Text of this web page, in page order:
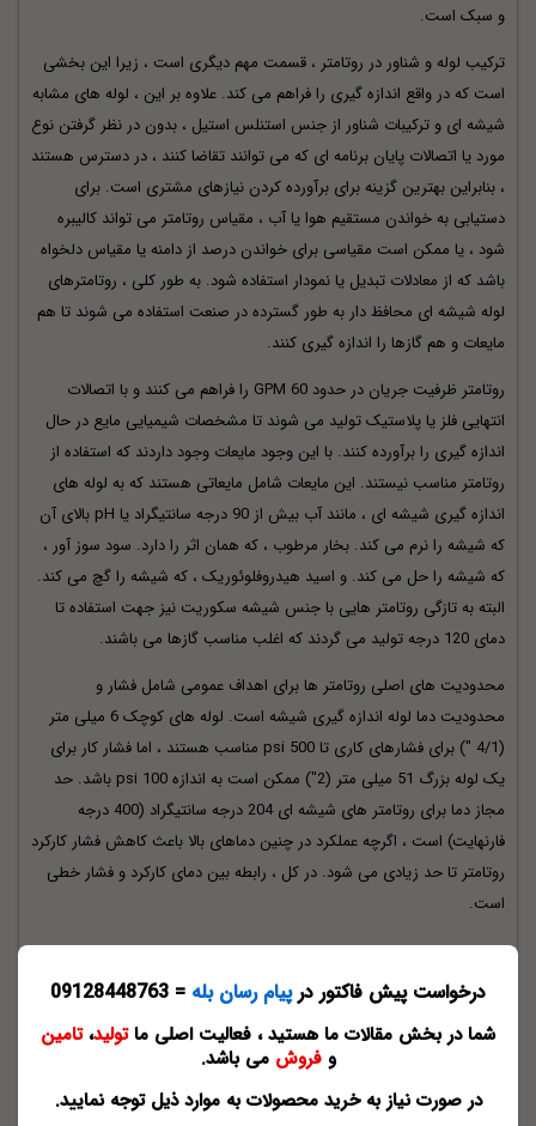
و سبک است.
ترکیب لوله و شناور در روتامتر ، قسمت مهم دیگری است ، زیرا این بخشی
است که در واقع اندازه گیری را فراهم می کند. علاوه بر این ، لوله های مشابه
شیشه ای و ترکیبات شناور از جنس استنلس استیل ، بدون در نظر گرفتن نوع
مورد یا اتصالات پایان برنامه ای که می توانند تقاضا کنند ، در دسترس هستند
، بنابراین بهترین گزینه برای برآورده کردن نیازهای مشتری است. برای
دستیابی به خواندن مستقیم هوا یا آب ، مقیاس روتامتر می تواند کالیبره
شود ، یا ممکن است مقیاسی برای خواندن درصد از دامنه یا مقیاس دلخواه
باشد که از معادلات تبدیل یا نمودار استفاده شود. به طور کلی ، روتامترهای
لوله شیشه ای محافظ دار به طور گسترده در صنعت استفاده می شوند تا هم
مایعات و هم گازها را اندازه گیری کنند.
روتامتر ظرفیت جریان در حدود 60 GPM را فراهم می کنند و با اتصالات
انتهایی فلز یا پلاستیک تولید می شوند تا مشخصات شیمیایی مایع در حال
اندازه گیری را برآورده کنند. با این وجود مایعات وجود داردند که استفاده از
روتامتر مناسب نیستند. این مایعات شامل مایعاتی هستند که به لوله های
اندازه گیری شیشه ای ، مانند آب بیش از 90 درجه سانتیگراد یا pH بالای آن
که شیشه را نرم می کند. بخار مرطوب ، که همان اثر را دارد. سود سوز آور ،
که شیشه را حل می کند. و اسید هیدروفلوئوریک ، که شیشه را گچ می کند.
البته به تازگی روتامتر هایی با جنس شیشه سکوریت نیز جهت استفاده تا
دمای 120 درجه تولید می گردند که اغلب مناسب گازها می باشند.
محدودیت های اصلی روتامتر ها برای اهداف عمومی شامل فشار و
محدودیت دما لوله اندازه گیری شیشه است. لوله های کوچک 6 میلی متر
(4/1 ") برای فشارهای کاری تا 500 psi مناسب هستند ، اما فشار کار برای
یک لوله بزرگ 51 میلی متر (2") ممکن است به اندازه 100 psi باشد. حد
مجاز دما برای روتامتر های شیشه ای 204 درجه سانتیگراد (400 درجه
فارنهایت) است ، اگرچه عملکرد در چنین دماهای بالا باعث کاهش فشار کارکرد
روتامتر تا حد زیادی می شود. در کل ، رابطه بین دمای کارکرد و فشار خطی
است.
متفاوتی نسبت به لوله های شیشه ای دارند. از لوله های فلزی برای فشار و
آن نمی توان از لوله شیشه ای استفاده کرد ، استفاده می شود.
درخواست پیش فاکتور درپیام رسان بله = 09128448763
شما در بخش مقالات ما هستید ، فعالیت اصلی ماتولید، تامین
و فروش می باشد.
در صورت نیاز به خرید محصولات به موارد ذیل توجه نمایید.